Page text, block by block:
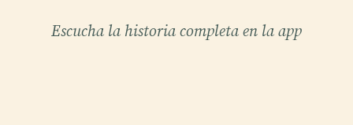
Escucha la historia completa en la app